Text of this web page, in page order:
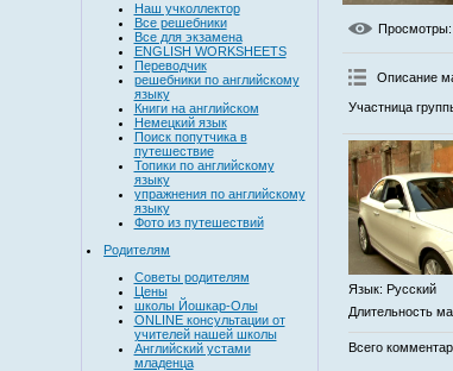
Наш учколлектор
Все решебники
Все для экзамена
ENGLISH WORKSHEETS
Переводчик
решебники по английскому
языку
Книги на английском
Немецкий язык
Поиск попутчика в
путешествие
Топики по английскому
языку
упражнения по английскому
языку
Фото из путешествий
Родителям
Советы родителям
Цены
школы Йошкар-Олы
ONLINE консультации от
учителей нашей школы
Английский устами
младенца
Просмотры:
Описание
Участница
Язык: Русский
Длительность
Всего